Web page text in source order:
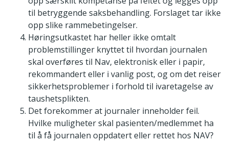
til betryggende saksbehandling. Forslaget tar ikke
opp slike rammebetingelser.
Høringsutkastet har heller ikke omtalt
problemstillinger knyttet til hvordan journalen
skal overføres til Nav, elektronisk eller i papir,
rekommandert eller i vanlig post, og om det reiser
sikkerhetsproblemer i forhold til ivaretagelse av
taushetsplikten.
Det forekommer at journaler inneholder feil.
Hvilke muligheter skal pasienten/medlemmet ha
til å få journalen oppdatert eller rettet hos NAV?